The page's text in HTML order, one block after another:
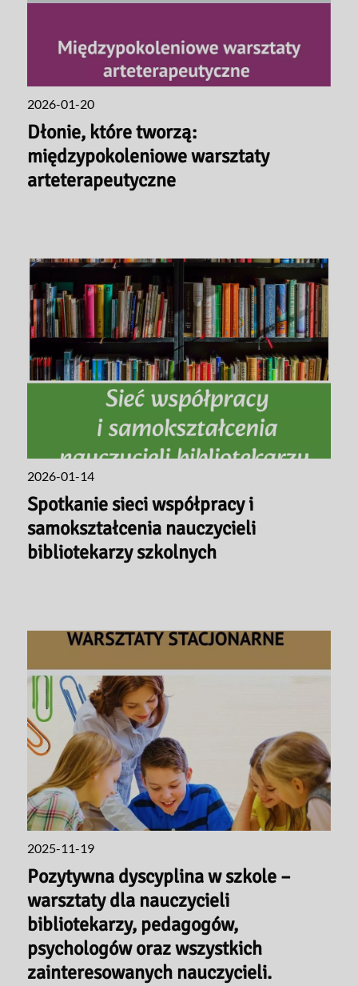
2026-01-20
Dłonie, które tworzą:
międzypokoleniowe warsztaty
arteterapeutyczne
2026-01-14
Spotkanie sieci współpracy i
samokształcenia nauczycieli
bibliotekarzy szkolnych
2025-11-19
Pozytywna dyscyplina w szkole –
warsztaty dla nauczycieli
bibliotekarzy, pedagogów,
psychologów oraz wszystkich
zainteresowanych nauczycieli.